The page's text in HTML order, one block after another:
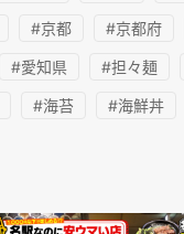
#京都 #京都府
#愛知県 #担々麺
#海苔 #海鮮丼